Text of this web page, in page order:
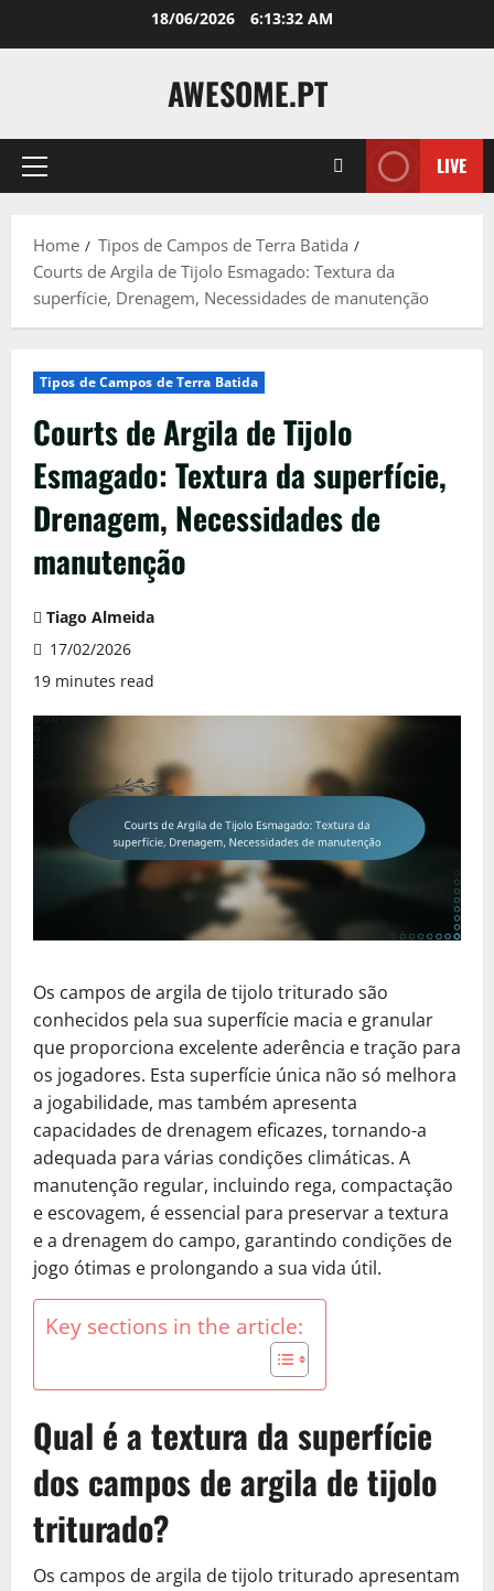
18/06/2026 6:13:33 AM
AWESOME.PT
Primary
LIVE
Home
Tipos de Campos de Terra Batida
Courts de Argila de Tijolo Esmagado: Textura da
superfície, Drenagem, Necessidades de manutenção
Tipos de Campos de Terra Batida
Courts de Argila de Tijolo
Esmagado: Textura da superfície,
Drenagem, Necessidades de
manutenção
Tiago Almeida
17/02/2026
19 minutes read
Os campos de argila de tijolo triturado são
conhecidos pela sua superfície macia e granular
que proporciona excelente aderência e tração para
os jogadores. Esta superfície única não só melhora
a jogabilidade, mas também apresenta
capacidades de drenagem eficazes, tornando-a
adequada para várias condições climáticas. A
manutenção regular, incluindo rega, compactação
e escovagem, é essencial para preservar a textura
e a drenagem do campo, garantindo condições de
jogo ótimas e prolongando a sua vida útil.
Key sections in the article:
Qual é a textura da superfície
dos campos de argila de tijolo
triturado?
Os campos de argila de tijolo triturado apresentam